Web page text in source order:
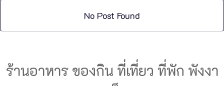
No Post Found
ร้านอาหาร ของกิน ที่เที่ยว ที่พัก พังงา